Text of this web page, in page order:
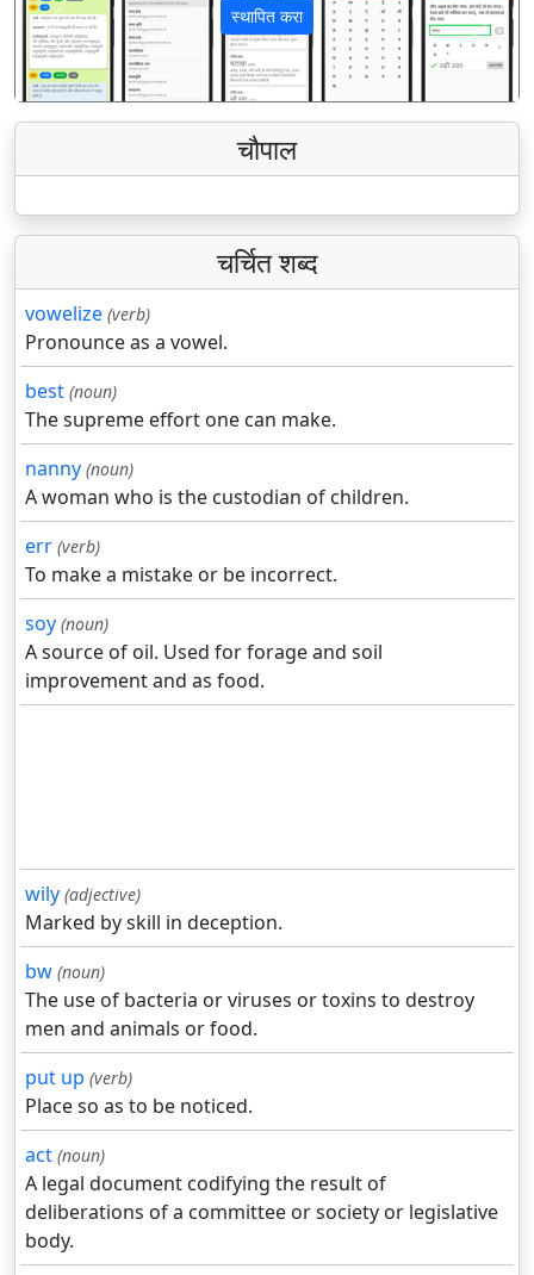
स्थापित करा
पिछला अगला
चौपाल
चर्चित शब्द
vowelize (verb)
Pronounce as a vowel.
best (noun)
The supreme effort one can make.
nanny (noun)
A woman who is the custodian of children.
err (verb)
To make a mistake or be incorrect.
soy (noun)
A source of oil. Used for forage and soil
improvement and as food.
wily (adjective)
Marked by skill in deception.
bw (noun)
The use of bacteria or viruses or toxins to destroy
men and animals or food.
put up (verb)
Place so as to be noticed.
act (noun)
A legal document codifying the result of
deliberations of a committee or society or legislative
body.